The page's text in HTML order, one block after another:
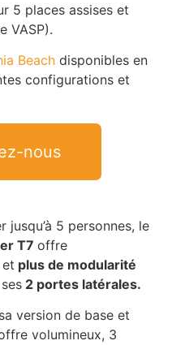
nous
5 personnes, le
T7 offre
et plus de modularité
2 portes latérales.
version de base et
volumineux, 3
5 places assises et
VASP).
Beach disponibles en
configurations et